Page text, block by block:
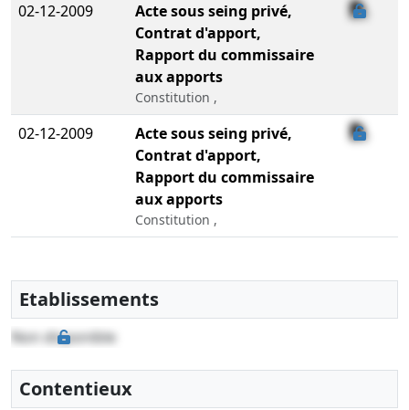
02-12-2009
Acte sous seing privé,
Contrat d'apport,
Rapport du commissaire
aux apports
Constitution ,
02-12-2009
Acte sous seing privé,
Contrat d'apport,
Rapport du commissaire
aux apports
Constitution ,
Etablissements
Non disponible
Contentieux